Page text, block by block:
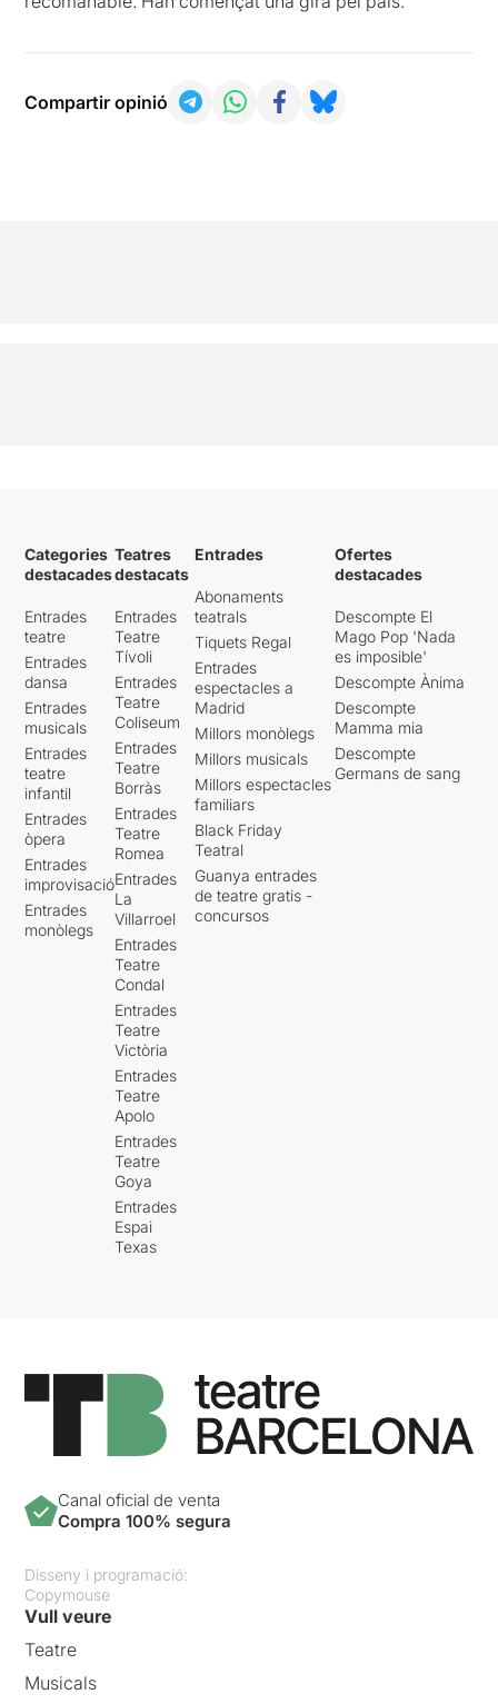
Compartir opinió
Categories
destacades
Entrades
teatre
Entrades
dansa
Entrades
musicals
Entrades
teatre
infantil
Entrades
òpera
Entrades
improvisació
Entrades
monòlegs
Teatres
destacats
Entrades
Teatre
Tívoli
Entrades
Teatre
Coliseum
Entrades
Teatre
Borràs
Entrades
Teatre
Romea
Entrades
La
Villarroel
Entrades
Teatre
Condal
Entrades
Teatre
Victòria
Entrades
Teatre
Apolo
Entrades
Teatre
Goya
Entrades
Espai
Texas
Entrades
Abonaments
teatrals
Tiquets Regal
Entrades
espectacles a
Madrid
Millors monòlegs
Millors musicals
Millors espectacles
familiars
Black Friday
Teatral
Guanya entrades
de teatre gratis -
concursos
Ofertes
destacades
Descompte El
Mago Pop 'Nada
es imposible'
Descompte Ànima
Descompte
Mamma mia
Descompte
Germans de sang
Canal oficial de venta
Compra 100% segura
Disseny i programació:
Copymouse
Vull veure
Teatre
Musicals